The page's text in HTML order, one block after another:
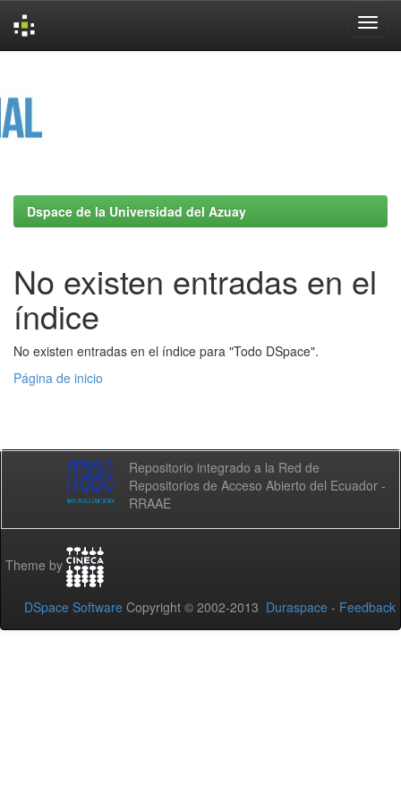
Dspace de la Universidad del Azuay
No existen entradas en el
índice
No existen entradas en el índice para "Todo DSpace".
Página de inicio
Repositorio integrado a la Red de
Repositorios de Acceso Abierto del Ecuador -
RRAAE
Theme by
DSpace Software Copyright © 2002-2013 Duraspace - Feedback